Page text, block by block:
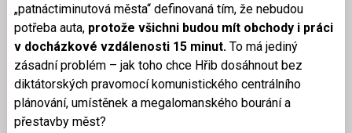
„patnáctiminutová města“ definovaná tím, že nebudou
potřeba auta, protože všichni budou mít obchody i práci
v docházkové vzdálenosti 15 minut. To má jediný
zásadní problém – jak toho chce Hřib dosáhnout bez
diktátorských pravomocí komunistického centrálního
plánování, umístěnek a megalomanského bourání a
přestavby měst?